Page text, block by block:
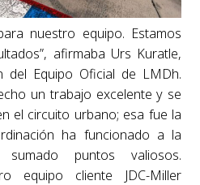
nuestro equipo. Estamos
afirmaba Urs Kuratle,
del Equipo Oficial de LMDh.
un trabajo excelente y se
el circuito urbano; esa fue la
ha funcionado a la
puntos valiosos.
equipo cliente JDC-Miller